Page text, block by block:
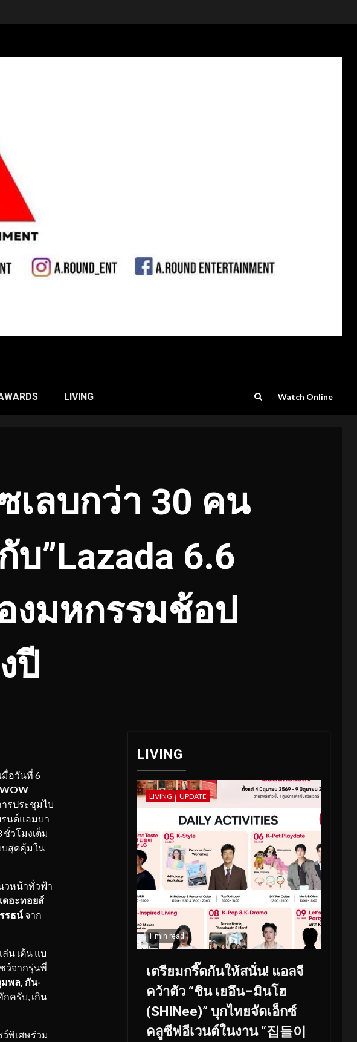
LIVING Watch Online
ลบกว่า 30 คน
”Lazada 6.6
งมหกรรมช้อป
ปี
เมื่อวันที่ 6
รประชุมไบ
รนด์แอมบา
วโมงเต็ม
บสุดคุ้มใน
วหน้าทั่วฟ้า
ดอะทอยส์
รธน์ จาก
น เต้น แบ
ว์จากรุ่นพี่
พล, กัน-
ครับ, เกิน
พิเศษร่วม
LIVING
LIVING UPDATE
1 min read
เตรียมกรี๊ดกันให้สนั่น! แอลจี
คว้าตัว “ชิน เยอึน–มินโฮ
(SHINee)” บุกไทยจัดเอ็กซ์
คลูซีฟอีเวนต์ในงาน “집들이